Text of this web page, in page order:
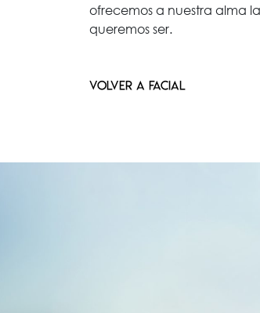
ofrecemos a nuestra alma
queremos ser.
VOLVER A FACIAL